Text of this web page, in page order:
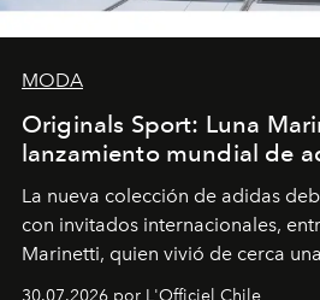
MODA
Originals Sport: Luna
lanzamiento mundial de
La nueva colección de adidas
con invitados internacionales,
Marinetti, quien vivió de cerca
fusiona moda y rendimiento.